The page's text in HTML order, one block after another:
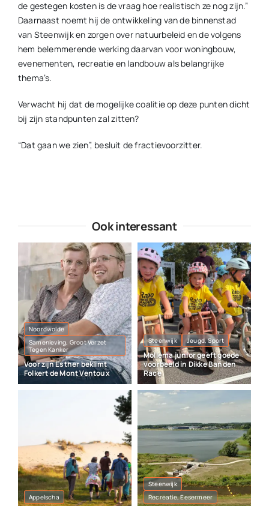
de gestegen kosten is de vraag hoe realistisch ze nog zijn.”
Daarnaast noemt hij de ontwikkeling van de binnenstad
van Steenwijk en zorgen over natuurbeleid en de volgens
hem belemmerende werking daarvan voor woningbouw,
evenementen, recreatie en landbouw als belangrijke
thema’s.
Verwacht hij dat de mogelijke coalitie op deze punten dicht
bij zijn standpunten zal zitten?
“Dat gaan we zien”, besluit de fractievoorzitter.
Ook interessant
Noordwolde
Samenleving, Groot Verzet
Tegen Kanker
Voor zijn Esther beklimt
Folkert de Mont Ventoux
Steenwijk Jeugd, Sport
Mollema junior geeft goede
voorbeeld in Dikke Banden
Race
Appelscha
Steenwijk
Recreatie, Eesermeer